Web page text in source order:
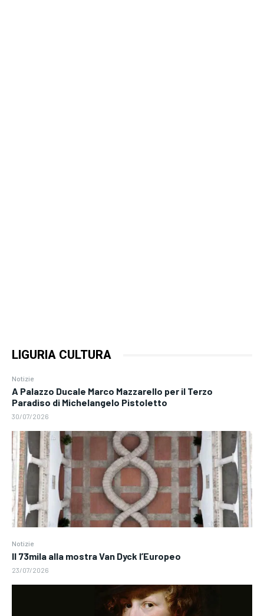
LIGURIA CULTURA
Notizie
A Palazzo Ducale Marco Mazzarello per il Terzo
Paradiso di Michelangelo Pistoletto
30/07/2026
Notizie
Il 73mila alla mostra Van Dyck l’Europeo
23/07/2026